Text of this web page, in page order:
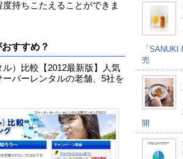
持ちこたえることができま
すすめ？
ル）比較【2012最新版】人気
バーレンタルの老舗、5社を
「SANUKI
売
開